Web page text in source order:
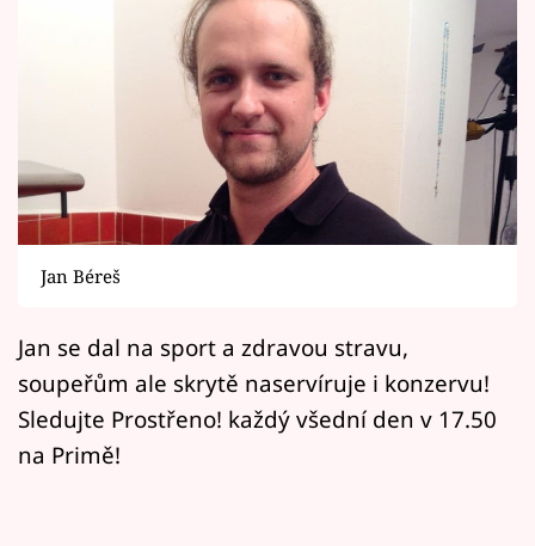
Sledujte prima+
Filmový festival Karlovy Vary
Přihlášení
Jan Béreš
Jan se dal na sport a zdravou stravu,
soupeřům ale skrytě naservíruje i konzervu!
Sledujte Prostřeno! každý všední den v 17.50
na Primě!